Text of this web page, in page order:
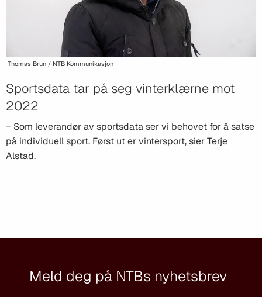
Thomas Brun / NTB Kommunikasjon
Sportsdata tar på seg vinterklærne mot
2022
– Som leverandør av sportsdata ser vi behovet for å satse
på individuell sport. Først ut er vintersport, sier Terje
Alstad.
Meld deg på NTBs nyhetsbrev